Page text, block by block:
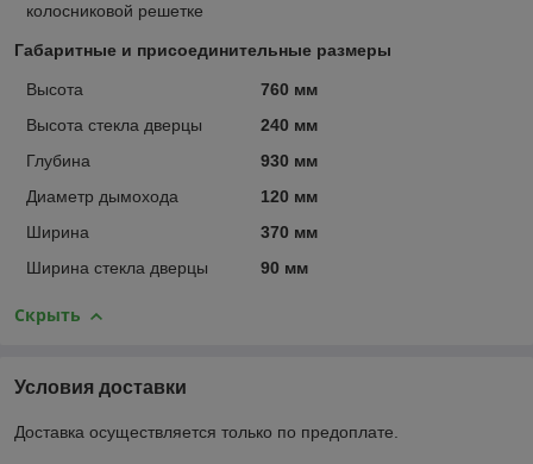
колосниковой решетке
Габаритные и присоединительные размеры
Высота
760 мм
Высота стекла дверцы
240 мм
Глубина
930 мм
Диаметр дымохода
120 мм
Ширина
370 мм
Ширина стекла дверцы
90 мм
Скрыть
Условия доставки
Доставка осуществляется только по предоплате.